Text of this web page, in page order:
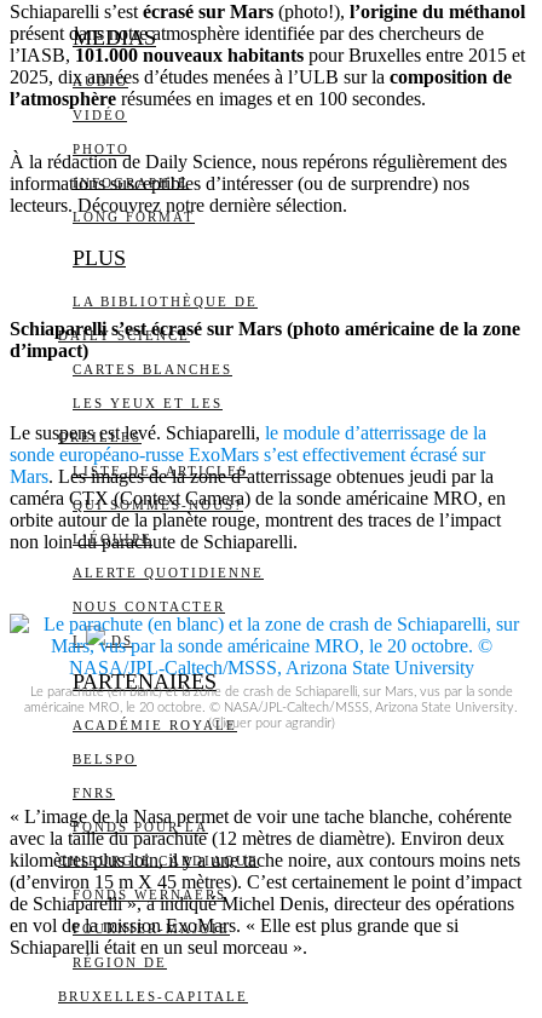
MEDIAS
AUDIO
VIDÉO
PHOTO
INFOGRAPHIE
LONG FORMAT
PLUS
LA BIBLIOTHÈQUE DE
DAILY SCIENCE
CARTES BLANCHES
LES YEUX ET LES
OREILLES
LISTE DES ARTICLES
QUI SOMMES-NOUS?
L’ÉQUIPE
ALERTE QUOTIDIENNE
NOUS CONTACTER
I DS
PARTENAIRES
ACADÉMIE ROYALE
BELSPO
FNRS
FONDS POUR LA
CHIRURGIE CARDIAQUE
FONDS WERNAERS
FOURNIER-MAJOIE
RÉGION DE
BRUXELLES-CAPITALE
Schiaparelli s’est écrasé sur Mars (photo!), l’origine du méthanol
présent dans notre atmosphère identifiée par des chercheurs de
l’IASB, 101.000 nouveaux habitants pour Bruxelles entre 2015 et
2025, dix années d’études menées à l’ULB sur la composition de
l’atmosphère résumées en images et en 100 secondes.
À la rédaction de Daily Science, nous repérons régulièrement des
informations susceptibles d’intéresser (ou de surprendre) nos
lecteurs. Découvrez notre dernière sélection.
Schiaparelli s’est écrasé sur Mars (photo américaine de la zone
d’impact)
Le suspens est levé. Schiaparelli, le module d’atterrissage de la
sonde européano-russe ExoMars s’est effectivement écrasé sur
Mars. Les images de la zone d’atterrissage obtenues jeudi par la
caméra CTX (Context Camera) de la sonde américaine MRO, en
orbite autour de la planète rouge, montrent des traces de l’impact
non loin du parachute de Schiaparelli.
Le parachute (en blanc) et la zone de crash de Schiaparelli, sur Mars, vus par la sonde
américaine MRO, le 20 octobre. © NASA/JPL-Caltech/MSSS, Arizona State University.
(Cliquer pour agrandir)
« L’image de la Nasa permet de voir une tache blanche, cohérente
avec la taille du parachute (12 mètres de diamètre). Environ deux
kilomètres plus loin, il y a une tache noire, aux contours moins nets
(d’environ 15 m X 45 mètres). C’est certainement le point d’impact
de Schiaparelli », a indiqué Michel Denis, directeur des opérations
en vol de la mission ExoMars. « Elle est plus grande que si
Schiaparelli était en un seul morceau ».